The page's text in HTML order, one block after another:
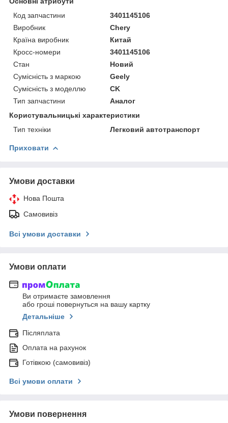
Код запчастини
3401145106
Виробник
Chery
Країна виробник
Китай
Кросс-номери
3401145106
Стан
Новий
Сумісність з маркою
Geely
Сумісність з моделлю
CK
Тип запчастини
Аналог
Користувальницькі характеристики
Тип техніки
Легковий автотранспорт
Приховати
Умови доставки
Нова Пошта
Самовивіз
Всі умови доставки
Умови оплати
Ви отримаєте замовлення
або гроші повернуться на вашу картку
Детальніше
Післяплата
Оплата на рахунок
Готівкою (самовивіз)
Всі умови оплати
Умови повернення